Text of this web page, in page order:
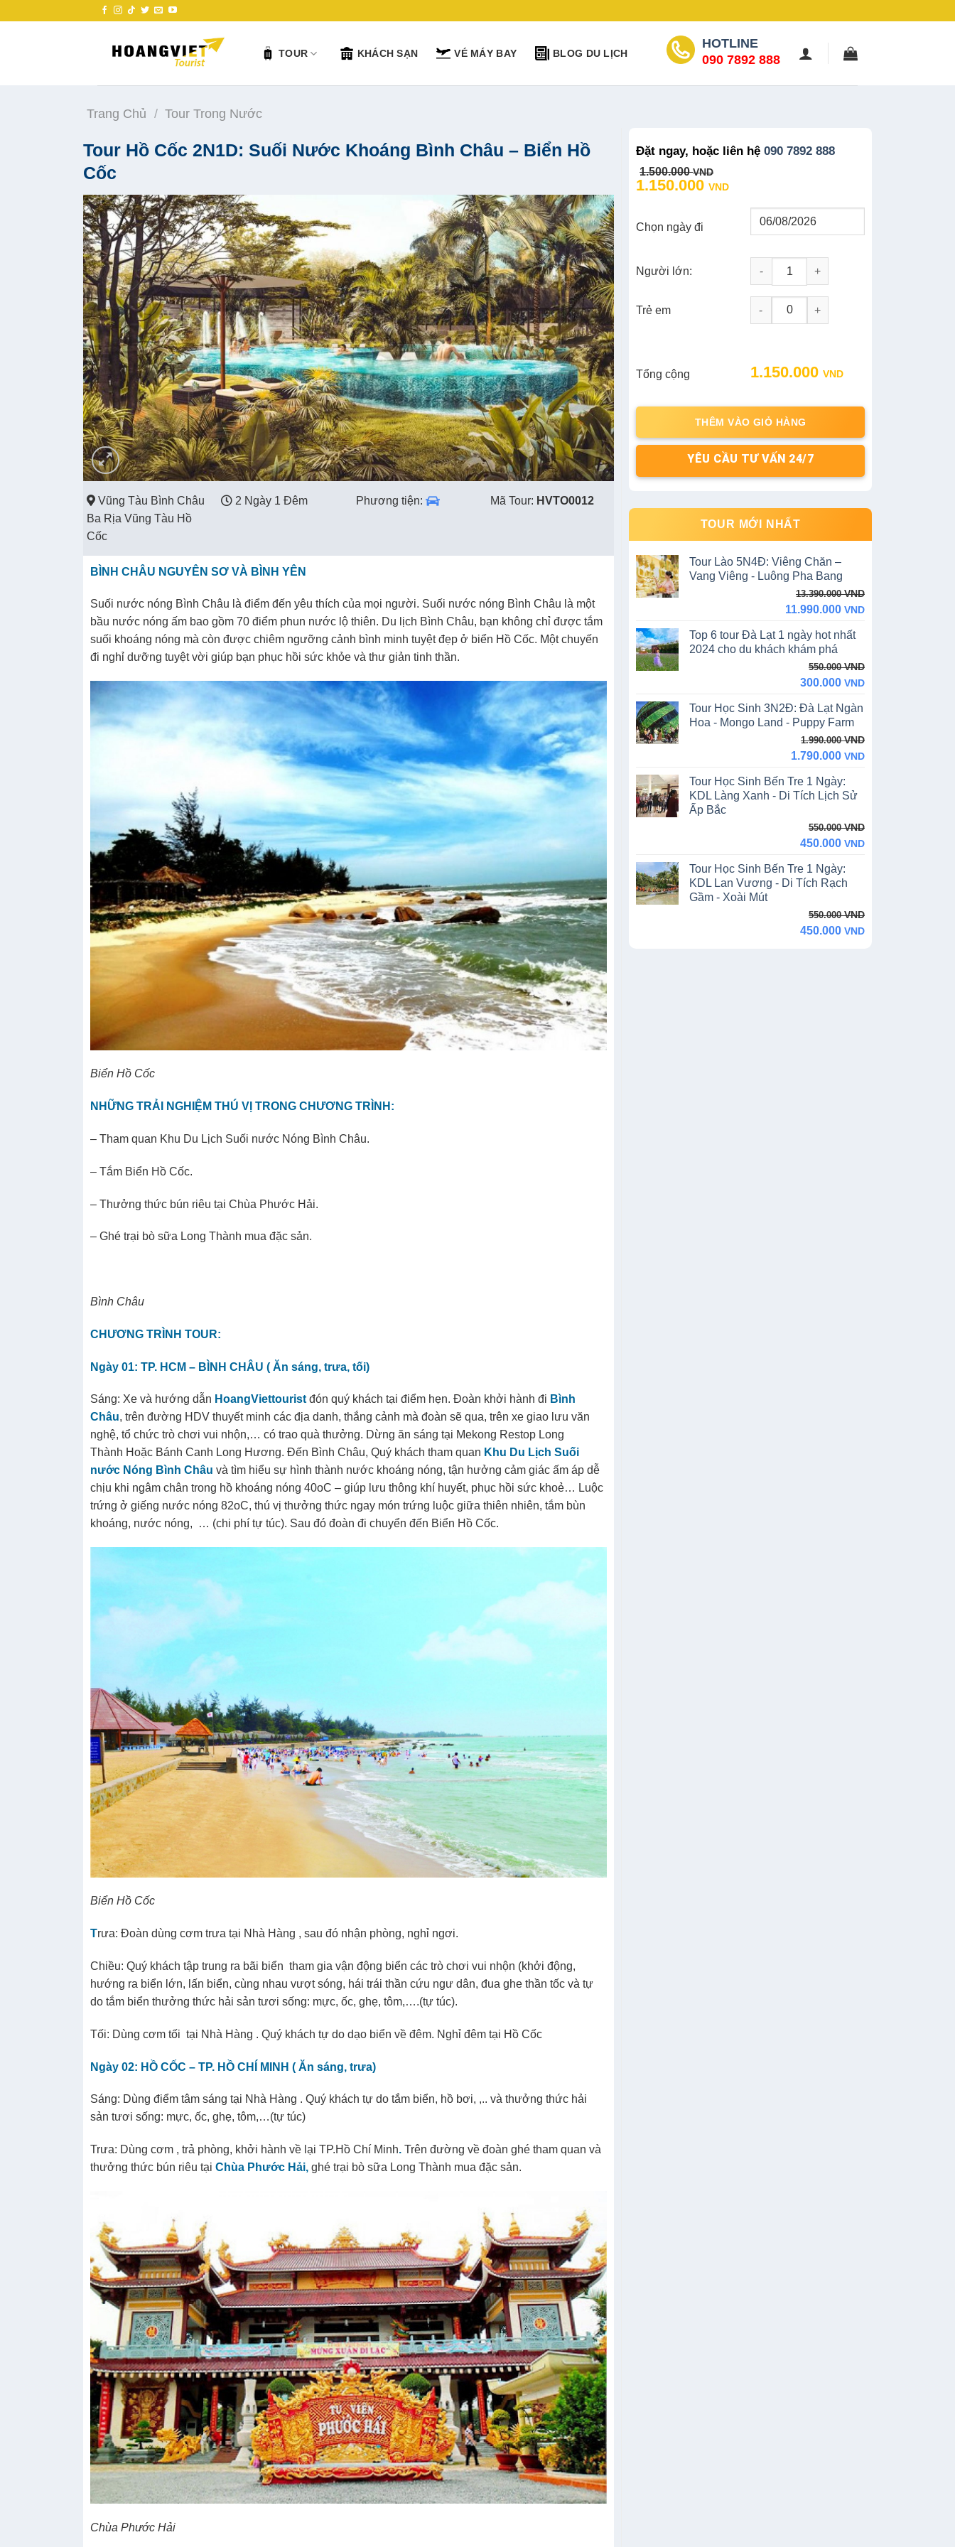
TOUR KHÁCH SẠN VÉ MÁY BAY BLOG DU LỊCH
HOTLINE
090 7892 888
Trang Chủ / Tour Trong Nước
Đặt ngay, hoặc liên hệ090 7892 888
1.500.000VND
Original
price
was:
1.150.000VND
Current
price
is:
Chọn ngày đi
Người lớn:
Tour Hồ Cốc 2N1D: Suối Nước Khoáng
Trẻ em - +
Tổng cộng
Original
1.500.000 VND.
1.150.000VND
Current
1.150.000 VND.
THÊM VÀO GIỎ HÀNG
YÊU CẦU TƯ VẤN 24/7
TOUR MỚI NHẤT
Tour Lào 5N4Đ: Viêng Chăn –
Vang Viêng - Luông Pha Bang
13.390.000VND
13.390.000 VND.
11.990.000 VND
11.990.000 VND.
Top 6 tour Đà Lạt 1 ngày hot nhất
2024 cho du khách khám phá
550.000VND
550.000 VND.
300.000 VND
300.000 VND.
Tour Học Sinh 3N2Đ: Đà Lạt Ngàn
Hoa - Mongo Land - Puppy Farm
1.990.000VND
1.990.000 VND.
1.790.000 VND
1.790.000 VND.
Tour Học Sinh Bến Tre 1 Ngày:
KDL Làng Xanh - Di Tích Lịch Sử
Ấp Bắc
550.000VND
550.000 VND.
450.000 VND
450.000 VND.
Tour Học Sinh Bến Tre 1 Ngày:
KDL Lan Vương - Di Tích Rạch
Gầm - Xoài Mút
550.000VND
450.000 VND
Tour Hồ Cốc 2N1D: Suối Nước Khoáng Bình Châu – Biển Hồ
Cốc
Vũng Tàu Bình Châu
Ba Rịa Vũng Tàu Hồ
Cốc
2 Ngày 1 Đêm Phương tiện: Mã Tour: HVTO0012
BÌNH CHÂU NGUYÊN SƠ VÀ BÌNH YÊN
Suối nước nóng Bình Châu là điểm đến yêu thích của mọi người. Suối nước nóng Bình Châu là một
bầu nước nóng ấm bao gồm 70 điểm phun nước lộ thiên. Du lịch Bình Châu, bạn không chỉ được tắm
suối khoáng nóng mà còn được chiêm ngưỡng cảnh bình minh tuyệt đẹp ở biển Hồ Cốc. Một chuyến
đi nghỉ dưỡng tuyệt vời giúp bạn phục hồi sức khỏe và thư giản tinh thần.
Biển Hồ Cốc
NHỮNG TRẢI NGHIỆM THÚ VỊ TRONG CHƯƠNG TRÌNH:
– Tham quan Khu Du Lịch Suối nước Nóng Bình Châu.
– Tắm Biển Hồ Cốc.
– Thưởng thức bún riêu tại Chùa Phước Hải.
– Ghé trại bò sữa Long Thành mua đặc sản.
Bình Châu
CHƯƠNG TRÌNH TOUR:
Ngày 01: TP. HCM – BÌNH CHÂU ( Ăn sáng, trưa, tối)
Sáng: Xe và hướng dẫn HoangViettouristđón quý khách tại điểm hẹn. Đoàn khởi hành đi Bình
Châu, trên đường HDV thuyết minh các địa danh, thắng cảnh mà đoàn sẽ qua, trên xe giao lưu văn
nghệ, tổ chức trò chơi vui nhộn,… có trao quà thưởng. Dừng ăn sáng tại Mekong Restop Long
Thành Hoặc Bánh Canh Long Hương. Đến Bình Châu, Quý khách tham quan Khu Du Lịch Suối
nước Nóng Bình Châu và tìm hiểu sự hình thành nước khoáng nóng, tận hưởng cảm giác ấm áp dễ
chịu khi ngâm chân trong hồ khoáng nóng 40oC – giúp lưu thông khí huyết, phục hồi sức khoẻ… Luộc
trứng ở giếng nước nóng 82oC, thú vị thưởng thức ngay món trứng luộc giữa thiên nhiên, tắm bùn
khoáng, nước nóng, … (chi phí tự túc). Sau đó đoàn đi chuyển đến Biển Hồ Cốc.
Biển Hồ Cốc
Trưa: Đoàn dùng cơm trưa tại Nhà Hàng , sau đó nhận phòng, nghỉ ngơi.
Chiều: Quý khách tập trung ra bãi biển tham gia vận động biển các trò chơi vui nhộn (khởi động,
hướng ra biển lớn, lấn biển, cùng nhau vượt sóng, hái trái thần cứu ngư dân, đua ghe thần tốc và tự
do tắm biển thưởng thức hải sản tươi sống: mực, ốc, ghẹ, tôm,….(tự túc).
Tối: Dùng cơm tối tại Nhà Hàng . Quý khách tự do dạo biển về đêm. Nghỉ đêm tại Hồ Cốc
Ngày 02: HỒ CỐC – TP. HỒ CHÍ MINH ( Ăn sáng, trưa)
Sáng: Dùng điểm tâm sáng tại Nhà Hàng . Quý khách tự do tắm biển, hồ bơi, ,.. và thưởng thức hải
sản tươi sống: mực, ốc, ghẹ, tôm,…(tự túc)
Trưa: Dùng cơm , trả phòng, khởi hành về lại TP.Hồ Chí Minh. Trên đường về đoàn ghé tham quan và
thưởng thức bún riêu tại Chùa Phước Hải, ghé trại bò sữa Long Thành mua đặc sản.
Chùa Phước Hải